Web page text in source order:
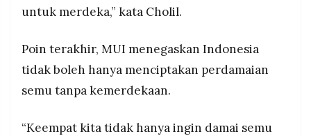
untuk merdeka,” kata Cholil.
Poin terakhir, MUI menegaskan Indonesia
tidak boleh hanya menciptakan perdamaian
semu tanpa kemerdekaan.
“Keempat kita tidak hanya ingin damai semu